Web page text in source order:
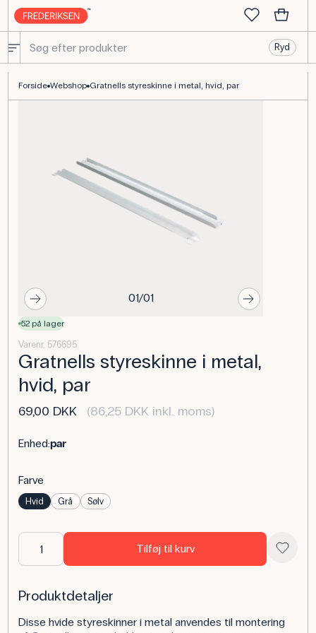
Ryd
Forside Webshop Gratnells styreskinne i metal, hvid, par
01/01
52 på lager
Varenr. 576695
Gratnells styreskinne i metal,
hvid, par
69,00 DKK (86,25 DKK inkl. moms)
Enhed:par
Farve
Hvid Grå Sølv
Tilføj til kurv
Produktdetaljer
Disse hvide styreskinner i metal anvendes til montering